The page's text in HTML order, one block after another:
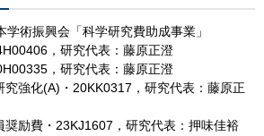
学術振興会「科学研究費助成事業」
，研究代表：藤原正澄
，研究代表：藤原正澄
究強化(A)・20KK0317，研究代表：藤原正
奨励費・23KJ1607，研究代表：押味佳裕